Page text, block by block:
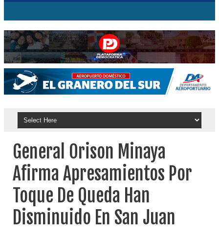
General Orison Minaya
Afirma Apresamientos Por
Toque De Queda Han
Disminuido En San Juan